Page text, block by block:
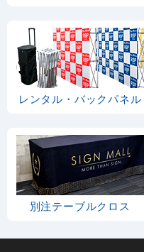
レンタル・バックパネル
別注テーブルクロス